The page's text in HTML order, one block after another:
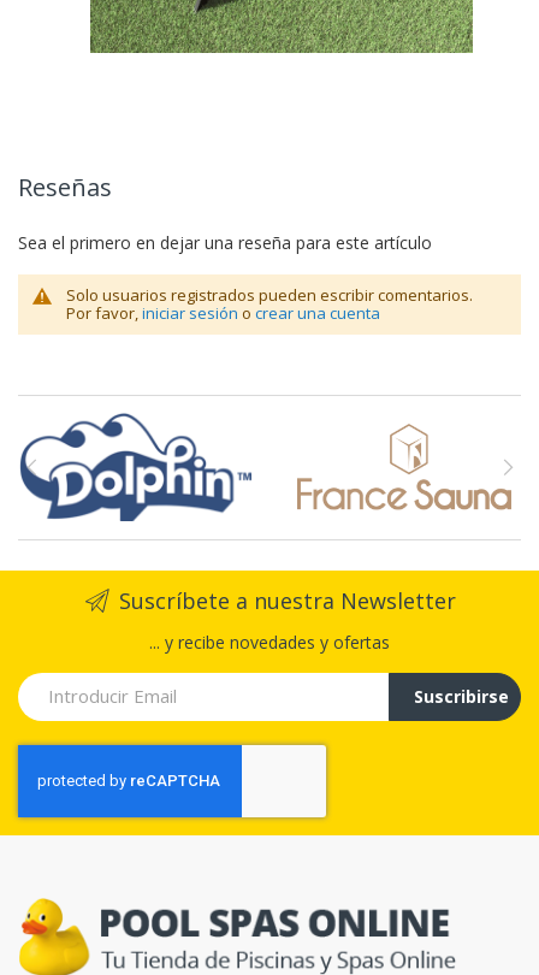
Reseñas
Sea el primero en dejar una reseña para este artículo
Solo usuarios registrados pueden escribir comentarios.
Por favor, iniciar sesión o crear una cuenta
Suscríbete a nuestra Newsletter
... y recibe novedades y ofertas
Suscribirse